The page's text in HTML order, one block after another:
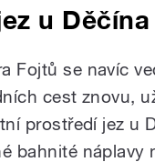
u Děčína
Fojtů se navíc
cest znovu,
prostředí jez u
bahnité náplavy